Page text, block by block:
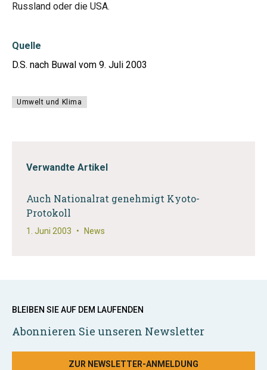
Russland oder die USA.
Quelle
D.S. nach Buwal vom 9. Juli 2003
Umwelt und Klima
Verwandte Artikel
Auch Nationalrat genehmigt Kyoto-
Protokoll
1. Juni 2003 • News
BLEIBEN SIE AUF DEM LAUFENDEN
Abonnieren Sie unseren Newsletter
ZUR NEWSLETTER-ANMELDUNG